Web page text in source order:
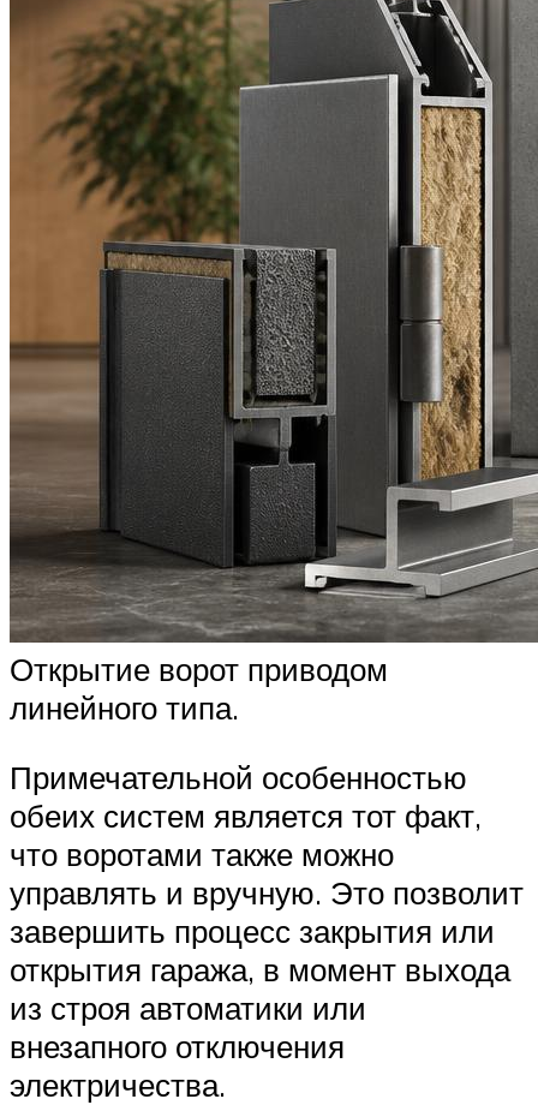
Открытие ворот приводом
линейного типа.
Примечательной особенностью
обеих систем является тот факт,
что воротами также можно
управлять и вручную. Это позволит
завершить процесс закрытия или
открытия гаража, в момент выхода
из строя автоматики или
внезапного отключения
электричества.